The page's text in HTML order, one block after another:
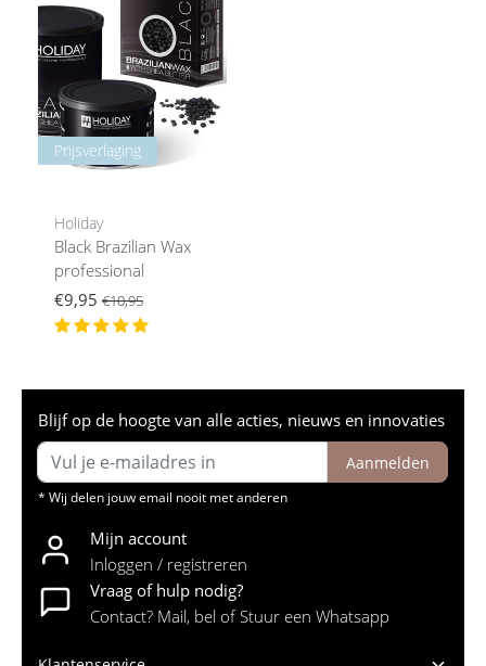
Prijsverlaging
Holiday
Black Brazilian Wax
professional
€9,95 €10,95
Blijf op de hoogte van alle acties, nieuws en innovaties
Aanmelden
* Wij delen jouw email nooit met anderen
Mijn account
Inloggen / registreren
Vraag of hulp nodig?
Contact? Mail, bel of Stuur een Whatsapp